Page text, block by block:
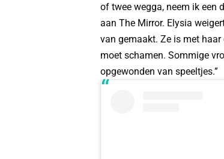
of twee wegga, neem ik een
aan The Mirror. Elysia
van gemaakt. Ze is met
moet schamen. Sommige
opgewonden van speeltjes.”